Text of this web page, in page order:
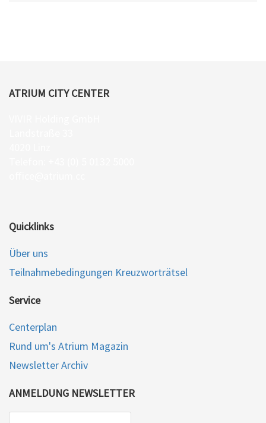
ATRIUM CITY CENTER
Quicklinks
Über uns
Teilnahmebedingungen Kreuzworträtsel
Service
Centerplan
Rund um's Atrium Magazin
Newsletter Archiv
ANMELDUNG NEWSLETTER